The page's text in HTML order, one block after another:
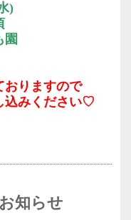
)
おりますので
込みください♡
知らせ